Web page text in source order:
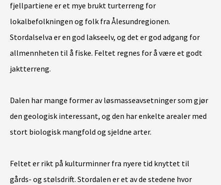
fjellpartiene er et mye brukt turterreng for
lokalbefolkningen og folk fra Ålesundregionen.
Stordalselva er en god lakseelv, og det er god adgang for
allmennheten til å fiske. Feltet regnes for å være et godt
jaktterreng.
Dalen har mange former av løsmasseavsetninger som gjør
den geologisk interessant, og den har enkelte arealer med
stort biologisk mangfold og sjeldne arter.
Feltet er rikt på kulturminner fra nyere tid knyttet til
gårds- og stølsdrift. Stordalen er et av de stedene hvor